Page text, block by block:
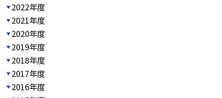
2022年度
2021年度
2020年度
2019年度
2018年度
2017年度
2016年度